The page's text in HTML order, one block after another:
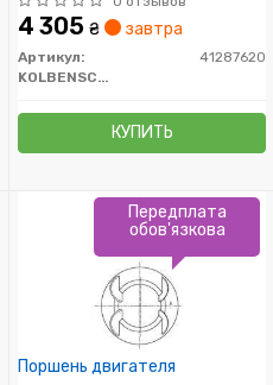
4 305 ₴ завтра
Артикул:
41287620
KOLBENSCHMIDT
КУПИТЬ
Поршень двигателя
Передплата
обов'язкова